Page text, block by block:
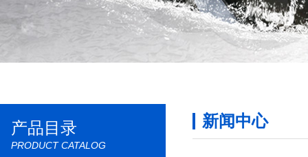
产品目录
PRODUCT CATALOG
新闻中心